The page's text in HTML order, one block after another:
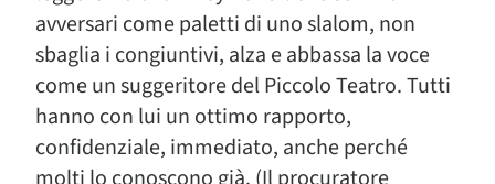
avversari come paletti di uno slalom, non
sbaglia i congiuntivi, alza e abbassa la voce
come un suggeritore del Piccolo Teatro. Tutti
hanno con lui un ottimo rapporto,
confidenziale, immediato, anche perché